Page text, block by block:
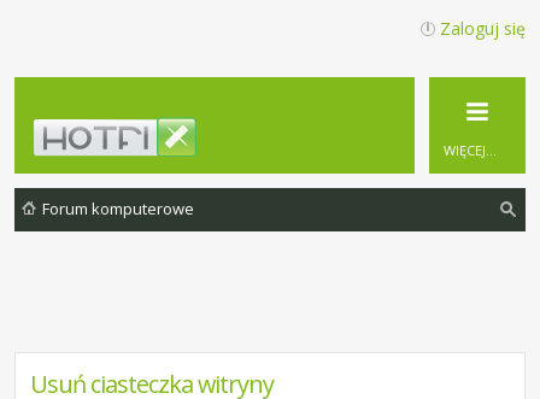
Zaloguj się
WIĘCEJ…
Forum komputerowe
Usuń ciasteczka witryny